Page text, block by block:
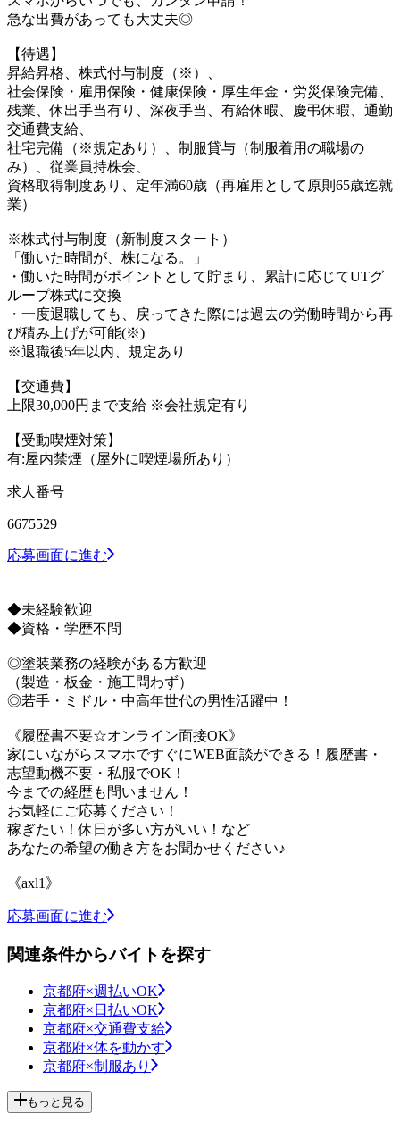
急な出費があっても大丈夫◎
【待遇】
昇給昇格、株式付与制度（※）、
社会保険・雇用保険・健康保険・厚生年金・労災保険完備、
残業、休出手当有り、深夜手当、有給休暇、慶弔休暇、通勤
交通費支給、
社宅完備（※規定あり）、制服貸与（制服着用の職場の
み）、従業員持株会、
資格取得制度あり、定年満60歳（再雇用として原則65歳迄就
業）
※株式付与制度（新制度スタート）
「働いた時間が、株になる。」
・働いた時間がポイントとして貯まり、累計に応じてUTグ
ループ株式に交換
・一度退職しても、戻ってきた際には過去の労働時間から再
び積み上げが可能(※)
※退職後5年以内、規定あり
【交通費】
上限30,000円まで支給 ※会社規定有り
【受動喫煙対策】
有:屋内禁煙（屋外に喫煙場所あり）
求人番号
6675529
応募画面に進む
◆未経験歓迎
◆資格・学歴不問
◎塗装業務の経験がある方歓迎
（製造・板金・施工問わず）
◎若手・ミドル・中高年世代の男性活躍中！
《履歴書不要☆オンライン面接OK》
家にいながらスマホですぐにWEB面談ができる！履歴書・
志望動機不要・私服でOK！
今までの経歴も問いません！
お気軽にご応募ください！
稼ぎたい！休日が多い方がいい！など
あなたの希望の働き方をお聞かせください♪
《axl1》
応募画面に進む
関連条件からバイトを探す
京都府×週払いOK
京都府×日払いOK
京都府×交通費支給
京都府×体を動かす
京都府×制服あり
もっと見る